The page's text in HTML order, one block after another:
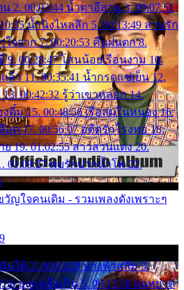
น 2. 00:03:44 น้ำตาอีสาน 3. 00:07:51
น้ำนิ่งไหลลึก 5. 00:13:49 ลานรัก
ใจจาก 7. 00:20:53 คืนฝนตก 8.
9. 00:28:47 โสนน้อยเรือนงาม 10.
ล้ว 11. 00:35:41 น้ำกรดแช่เย็น 12.
00:42:32 รู้ว่าเขาหลอก 14.
ติ๋ม 15. 00:48:56 เรือล่มในหนอง 16.
อด 17. 00:56:07 อดีตรักโรงทอ 18.
ย 19. 01:02:55 สาวสวนแตง 20.
01:09:27 พบรักปากน้ำโพ 22.
ใจคนเดิม - รวมเพลงดังเพราะๆ
นได้ 2. 00:03:20 นางฟ้าสลัม 3.
บุญเหลือเกิน 5. 00:13:58 ฝนหยาด